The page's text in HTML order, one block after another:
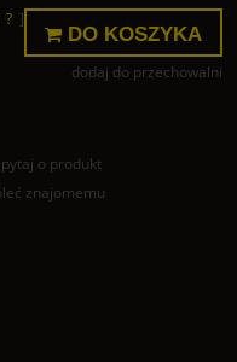
DO KOSZYKA
? ]
dodaj do przechowalni
o produkt
znajomemu